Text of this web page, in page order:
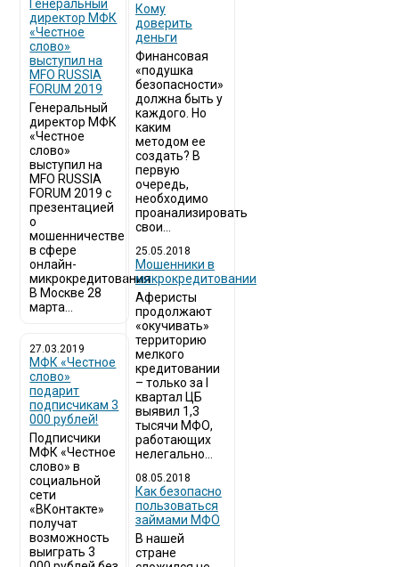
Генеральный
директор МФК
«Честное
слово»
выступил на
MFO RUSSIA
FORUM 2019
Генеральный
директор МФК
«Честное
слово»
выступил на
MFO RUSSIA
FORUM 2019 с
презентацией
о
мошенничестве
в сфере
онлайн-
микрокредитования
В Москве 28
марта...
27.03.2019
МФК «Честное
слово»
подарит
подписчикам 3
000 рублей!
Подписчики
МФК «Честное
слово» в
социальной
сети
«ВКонтакте»
получат
возможность
выиграть 3
Кому
доверить
деньги
Финансовая
«подушка
безопасности»
должна быть у
каждого. Но
каким
методом ее
создать? В
первую
очередь,
необходимо
проанализировать
свои...
25.05.2018
Мошенники в
микрокредитовании
Аферисты
продолжают
«окучивать»
территорию
мелкого
кредитовании
– только за I
квартал ЦБ
выявил 1,3
тысячи МФО,
работающих
нелегально...
08.05.2018
Как безопасно
пользоваться
займами МФО
В нашей
стране